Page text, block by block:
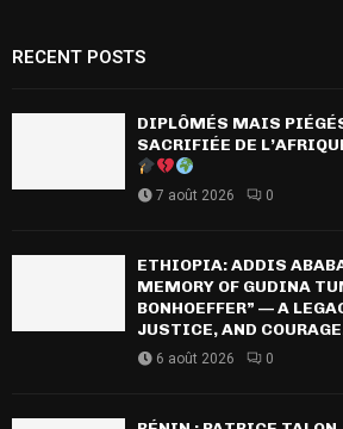
RECENT POSTS
DIPLÔMÉS MAIS
SACRIFIÉE DE
7 août 2026 0
ETHIOPIA: ADDIS
MEMORY OF GUDINA
BONHOEFFER” — A
JUSTICE, AND
6 août 2026 0